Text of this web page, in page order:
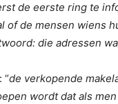
de eerste ring te
of de mensen wiens
die adressen
“de verkopende
wordt dat als